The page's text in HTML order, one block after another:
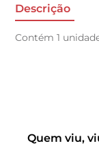
Descrição
Contém 1
Quem viu,